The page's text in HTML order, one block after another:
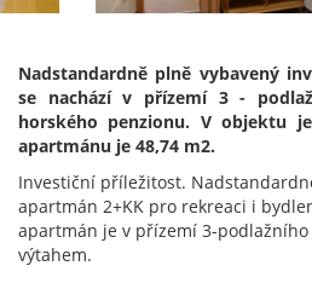
Nadstandardně plně vybavený
se nachází v přízemí 3 -
horského penzionu. V objektu
apartmánu je 48,74 m2.
Investiční příležitost.
apartmán 2+KK pro rekreaci i
apartmán je v přízemí 3-
výtahem.